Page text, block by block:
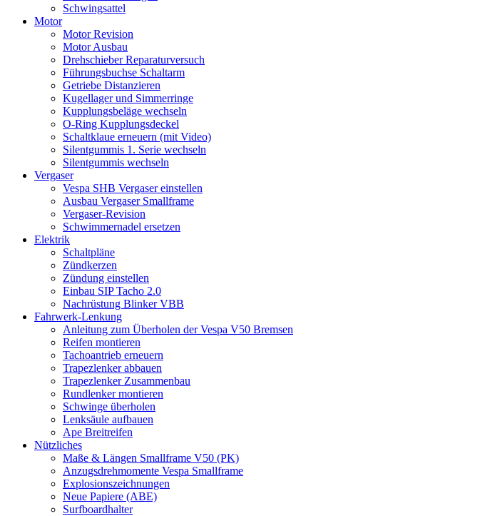
Schwingsattel
Motor
Motor Revision
Motor Ausbau
Drehschieber Reparaturversuch
Führungsbuchse Schaltarm
Getriebe Distanzieren
Kugellager und Simmerringe
Kupplungsbeläge wechseln
O-Ring Kupplungsdeckel
Schaltklaue erneuern (mit Video)
Silentgummis 1. Serie wechseln
Silentgummis wechseln
Vergaser
Vespa SHB Vergaser einstellen
Ausbau Vergaser Smallframe
Vergaser-Revision
Schwimmernadel ersetzen
Elektrik
Schaltpläne
Zündkerzen
Zündung einstellen
Einbau SIP Tacho 2.0
Nachrüstung Blinker VBB
Fahrwerk-Lenkung
Anleitung zum Überholen der Vespa V50 Bremsen
Reifen montieren
Tachoantrieb erneuern
Trapezlenker abbauen
Trapezlenker Zusammenbau
Rundlenker montieren
Schwinge überholen
Lenksäule aufbauen
Ape Breitreifen
Nützliches
Maße & Längen Smallframe V50 (PK)
Anzugsdrehmomente Vespa Smallframe
Explosionszeichnungen
Neue Papiere (ABE)
Surfboardhalter